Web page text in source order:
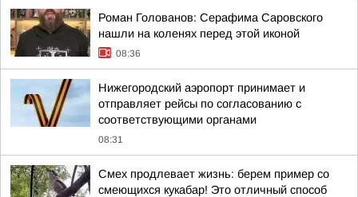
Роман Голованов: Серафима Саровского
нашли на коленях перед этой иконой
08:36
Нижегородский аэропорт принимает и
отправляет рейсы по согласованию с
соответствующими органами
08:31
Смех продлевает жизнь: берем пример со
смеющихся кукабар! Это отличный способ